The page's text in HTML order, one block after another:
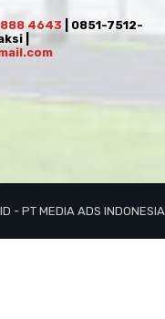
4643 | 0851-7512-
|
PT MEDIA ADS INDONESIA